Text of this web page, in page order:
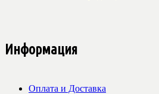
Информация
Оплата и Доставка